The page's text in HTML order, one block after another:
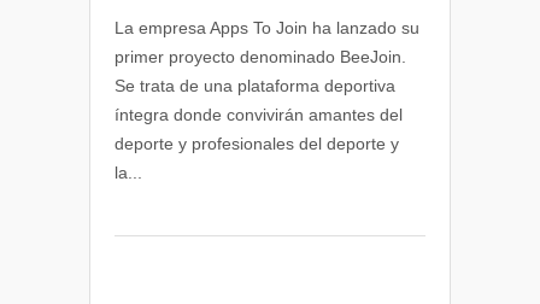
2.0
el
portal
de
La empresa Apps To Join ha lanzado su
primer proyecto denominado BeeJoin.
Se trata de una plataforma deportiva
íntegra donde convivirán amantes del
deporte y profesionales del deporte y
la...